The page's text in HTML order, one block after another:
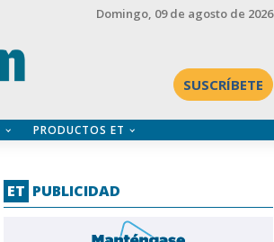
Domingo, 09 de agosto de 2026
SUSCRÍBETE
PRODUCTOS ET
ET PUBLICIDAD